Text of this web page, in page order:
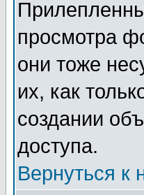
просмотра
они тоже
их, как
создании
доступа.
Вернуться к